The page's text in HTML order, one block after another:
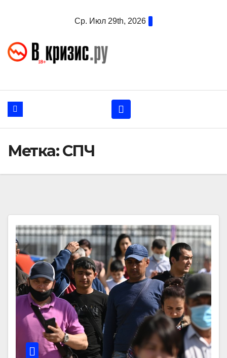
Ср. Июл 29th, 2026
Метка:СПЧ